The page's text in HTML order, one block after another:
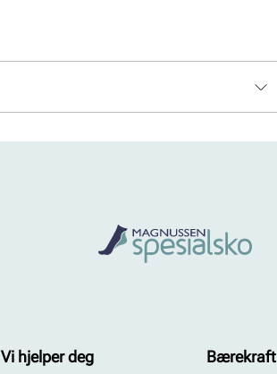
Vi hjelper deg Bærekraft